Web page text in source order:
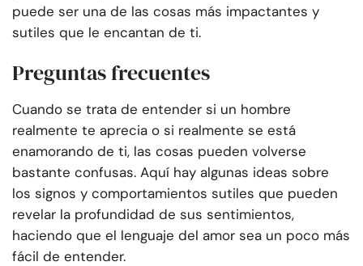
puede ser una de las cosas más impactantes y
sutiles que le encantan de ti.
Preguntas frecuentes
Cuando se trata de entender si un hombre
realmente te aprecia o si realmente se está
enamorando de ti, las cosas pueden volverse
bastante confusas. Aquí hay algunas ideas sobre
los signos y comportamientos sutiles que pueden
revelar la profundidad de sus sentimientos,
haciendo que el lenguaje del amor sea un poco más
fácil de entender.